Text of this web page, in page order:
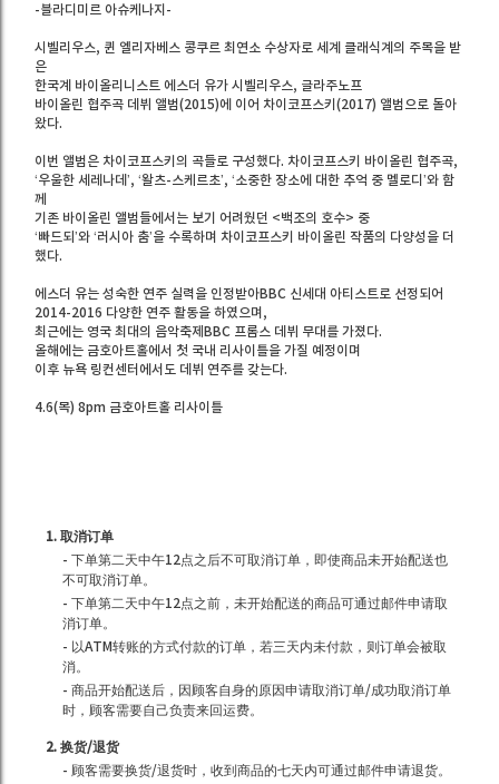
-블라디미르 아슈케나지-
시벨리우스, 퀸 엘리자베스 콩쿠르 최연소 수상자로 세계 클래식계의 주목을 받
은
한국계 바이올리니스트 에스더 유가 시벨리우스, 글라주노프
바이올린 협주곡 데뷔 앨범(2015)에 이어 차이코프스키(2017) 앨범으로 돌아
왔다.
이번 앨범은 차이코프스키의 곡들로 구성했다. 차이코프스키 바이올린 협주곡,
‘우울한 세레나데’, ‘왈츠-스케르초’, ‘소중한 장소에 대한 추억 중 멜로디’와 함
께
기존 바이올린 앨범들에서는 보기 어려웠던 <백조의 호수> 중
‘빠드되’와 ‘러시아 춤’을 수록하며 차이코프스키 바이올린 작품의 다양성을 더
했다.
에스더 유는 성숙한 연주 실력을 인정받아BBC 신세대 아티스트로 선정되어
2014-2016 다양한 연주 활동을 하였으며,
최근에는 영국 최대의 음악축제BBC 프롬스 데뷔 무대를 가졌다.
올해에는 금호아트홀에서 첫 국내 리사이틀을 가질 예정이며
이후 뉴욕 링컨센터에서도 데뷔 연주를 갖는다.
4.6(목) 8pm 금호아트홀 리사이틀
1. 取消订单
- 下单第二天中午12点之后不可取消订单，即使商品未开始配送也
不可取消订单。
- 下单第二天中午12点之前，未开始配送的商品可通过邮件申请取
消订单。
- 以ATM转账的方式付款的订单，若三天内未付款，则订单会被取
消。
- 商品开始配送后，因顾客自身的原因申请取消订单/成功取消订单
时，顾客需要自己负责来回运费。
2. 换货/退货
- 顾客需要换货/退货时，收到商品的七天内可通过邮件申请退货。